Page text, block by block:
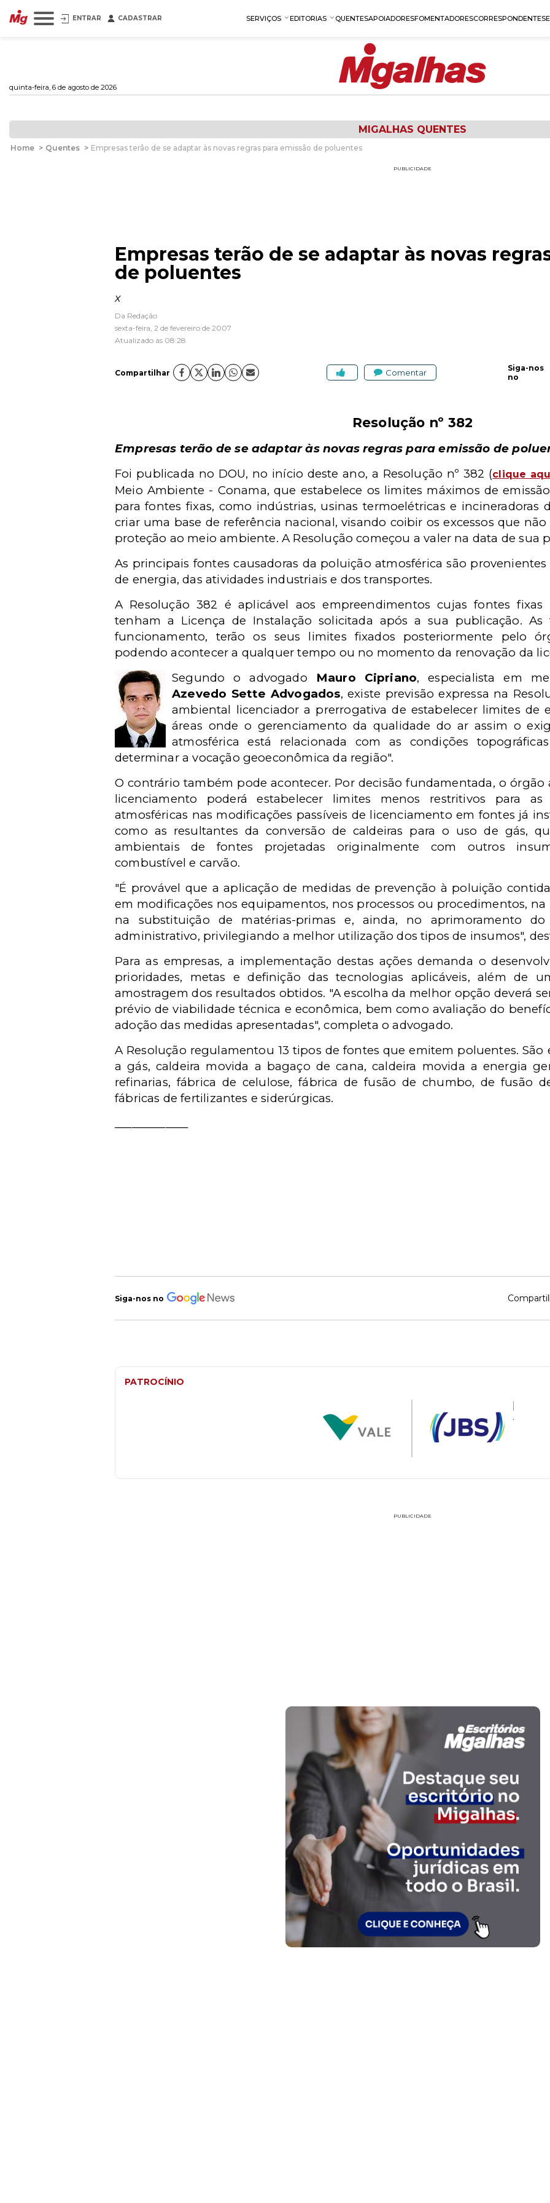
ENTRAR CADASTRAR SERVIÇOS EDITORIAS QUENTESAPOIADORESFOMENTADORESCORRESPONDENTES
quinta-feira, 6 de agosto de 2026
MIGALHAS QUENTES
Home > Quentes > Empresas terão de se adaptar às novas regras para emissão de poluentes
PUBLICIDADE
Empresas terão de se adaptar às novas
de poluentes
x
Da Redação
sexta-feira, 2 de fevereiro de 2007
Atualizado às 08:28
Compartilhar Comentar
Siga-nos
no
Resolução nº 382
Empresas terão de se adaptar às novas regras para emissão de
Foi publicada no DOU, no início deste ano, a Resolução nº 382 (clique
Meio Ambiente - Conama, que estabelece os limites máximos de
para fontes fixas, como indústrias, usinas termoelétricas e incineradoras
criar uma base de referência nacional, visando coibir os excessos que
proteção ao meio ambiente. A Resolução começou a valer na data de sua
As principais fontes causadoras da poluição atmosférica são
de energia, das atividades industriais e dos transportes.
A Resolução 382 é aplicável aos empreendimentos cujas fontes fixas
tenham a Licença de Instalação solicitada após a sua publicação.
funcionamento, terão os seus limites fixados posteriormente pelo
podendo acontecer a qualquer tempo ou no momento da renovação da
Segundo o advogado Mauro Cipriano, especialista em
Azevedo Sette Advogados, existe previsão expressa na
ambiental licenciador a prerrogativa de estabelecer limites de
áreas onde o gerenciamento da qualidade do ar assim o
atmosférica está relacionada com as condições
determinar a vocação geoeconômica da região".
O contrário também pode acontecer. Por decisão fundamentada, o
licenciamento poderá estabelecer limites menos restritivos para
atmosféricas nas modificações passíveis de licenciamento em fontes já
como as resultantes da conversão de caldeiras para o uso de gás,
ambientais de fontes projetadas originalmente com outros
combustível e carvão.
"É provável que a aplicação de medidas de prevenção à poluição
em modificações nos equipamentos, nos processos ou procedimentos,
na substituição de matérias-primas e, ainda, no aprimoramento
administrativo, privilegiando a melhor utilização dos tipos de insumos",
Para as empresas, a implementação destas ações demanda o
prioridades, metas e definição das tecnologias aplicáveis, além de
amostragem dos resultados obtidos. "A escolha da melhor opção deverá
prévio de viabilidade técnica e econômica, bem como avaliação do
adoção das medidas apresentadas", completa o advogado.
A Resolução regulamentou 13 tipos de fontes que emitem poluentes. São
a gás, caldeira movida a bagaço de cana, caldeira movida a energia
refinarias, fábrica de celulose, fábrica de fusão de chumbo, de fusão
fábricas de fertilizantes e siderúrgicas.
Siga-nos no
PATROCÍNIO
PUBLICIDADE